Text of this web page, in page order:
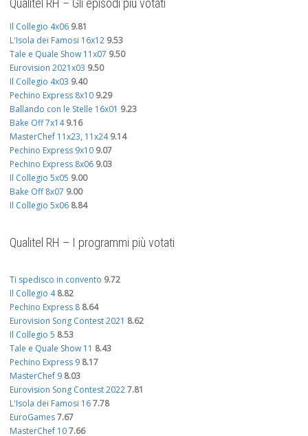
Qualitel RH – Gli episodi più votati
Il Collegio 4x06 9.81
L'Isola dei Famosi 16x12 9.53
Tale e Quale Show 11x07 9.50
Eurovision 2021x03 9.50
Il Collegio 4x03 9.40
Pechino Express 8x10 9.29
Ballando con le Stelle 16x01 9.23
Bake Off 7x14 9.16
MasterChef 11x23, 11x24 9.14
Pechino Express 9x10 9.07
Pechino Express 8x06 9.03
Il Collegio 5x05 9.00
Bake Off 8x07 9.00
Il Collegio 5x06 8.84
Qualitel RH – I programmi più votati
Ti spedisco in convento 9.72
Il Collegio 4 8.82
Pechino Express 8 8.64
Eurovision Song Contest 2021 8.62
Il Collegio 5 8.53
Tale e Quale Show 11 8.43
Pechino Express 9 8.17
MasterChef 9 8.03
Eurovision Song Contest 20227.81
L'Isola dei Famosi 167.78
EuroGames7.67
MasterChef 107.66